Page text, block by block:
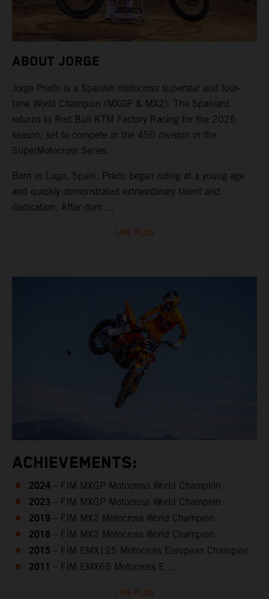
ABOUT JORGE
Jorge Prado is a Spanish motocross superstar and four-
time World Champion (MXGP & MX2). The Spaniard
returns to Red Bull KTM Factory Racing for the 2026
season, set to compete in the 450 division in the
SuperMotocross Series.
Born in Lugo, Spain, Prado began riding at a young age
and quickly demonstrated extraordinary talent and
dedication. After dom ...
LIRE PLUS
ACHIEVEMENTS:
2024 – FIM MXGP Motocross World Champion
2023 – FIM MXGP Motocross World Champion
2019 – FIM MX2 Motocross World Champion
2018 – FIM MX2 Motocross World Champion
2015 – FIM EMX125 Motocross European Champion
2011 – FIM EMX65 Motocross E ...
LIRE PLUS